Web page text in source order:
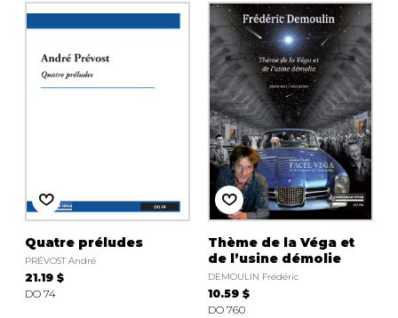
Quatre préludes
PRÉVOST André
21.19 $
DO 74
Thème de la Véga et
de l’usine démolie
DEMOULIN Frédéric
10.59 $
DO 760